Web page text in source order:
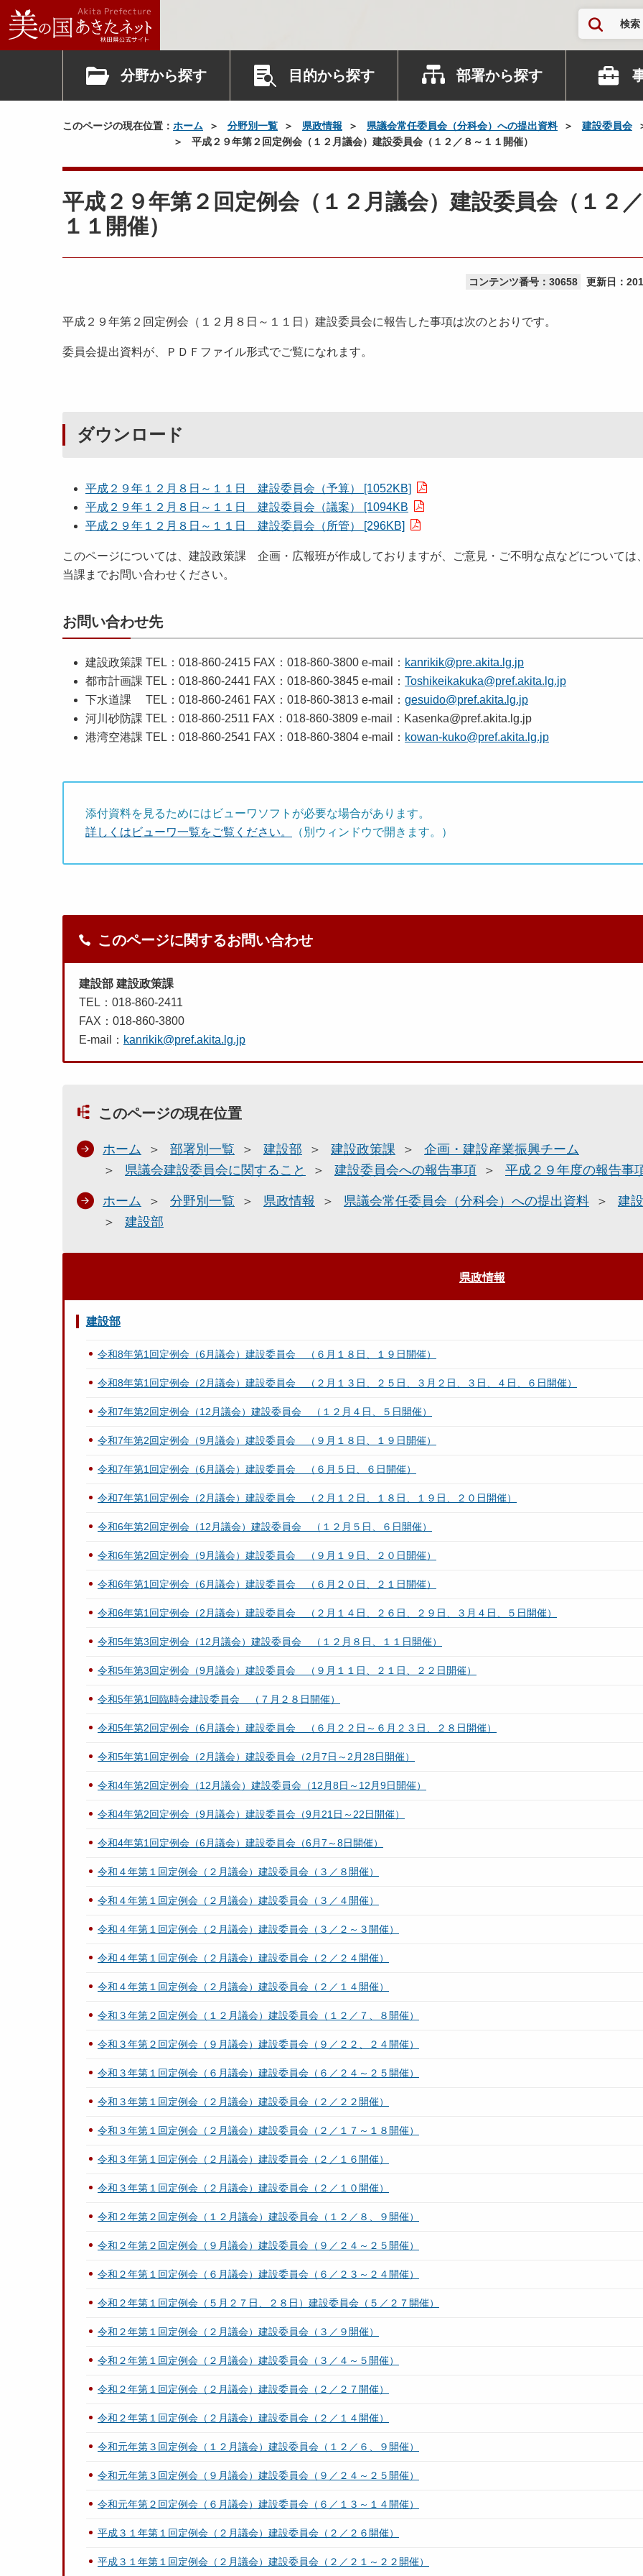
検索
分野から探す 目的から探す 部署から探す
このページの現在位置： ホーム 分野別一覧 県政情報 県議会常任委員会（分科会）への提出資料 建設委員会
平成２９年第２回定例会（１２月議会）建設委員会（１２／８～１１開催）
平成２９年第２回定例会（１２月議会）建設委員会（１２
１１開催）
コンテンツ番号：30658 更新日：
平成２９年第２回定例会（１２月８日～１１日）建設委員会に報告した事項は次のとおりです。
委員会提出資料が、ＰＤＦファイル形式でご覧になれます。
ダウンロード
平成２９年１２月８日～１１日 建設委員会（予算） [1052KB]
平成２９年１２月８日～１１日 建設委員会（議案） [1094KB
平成２９年１２月８日～１１日 建設委員会（所管） [296KB]
このページについては、建設政策課 企画・広報班が作成しておりますが、ご意見・ご不明な点などについては
当課までお問い合わせください。
お問い合わせ先
建設政策課 TEL：018-860-2415 FAX：018-860-3800 e-mail： kanrikik@pre.akita.lg.jp
都市計画課 TEL：018-860-2441 FAX：018-860-3845 e-mail： Toshikeikakuka@pref.akita.lg.jp
下水道課 TEL：018-860-2461 FAX：018-860-3813 e-mail： gesuido@pref.akita.lg.jp
河川砂防課 TEL：018-860-2511 FAX：018-860-3809 e-mail：Kasenka@pref.akita.lg.jp
港湾空港課 TEL：018-860-2541 FAX：018-860-3804 e-mail： kowan-kuko@pref.akita.lg.jp
添付資料を見るためにはビューワソフトが必要な場合があります。
詳しくはビューワ一覧をご覧ください。
（別ウィンドウで開きます。）
このページに関するお問い合わせ
建設部 建設政策課
TEL：018-860-2411
FAX：018-860-3800
E-mail： kanrikik@pref.akita.lg.jp
このページの現在位置
ホーム 部署別一覧 建設部 建設政策課
企画・建設産業振興チーム
県議会建設委員会に関すること
建設委員会への報告事項 平成２９年度の報告事
ホーム 分野別一覧 県政情報 県議会常任委員会（分科会）への提出資料
建
建設部
県政情報
建設部
令和8年第1回定例会（6月議会）建設委員会 （６月１８日、１９日開催）
令和8年第1回定例会（2月議会）建設委員会 （２月１３日、２５日、３月２日、３日、４日、６日開催）
令和7年第2回定例会（12月議会）建設委員会 （１２月４日、５日開催）
令和7年第2回定例会（9月議会）建設委員会 （９月１８日、１９日開催）
令和7年第1回定例会（6月議会）建設委員会 （６月５日、６日開催）
令和7年第1回定例会（2月議会）建設委員会 （２月１２日、１８日、１９日、２０日開催）
令和6年第2回定例会（12月議会）建設委員会 （１２月５日、６日開催）
令和6年第2回定例会（9月議会）建設委員会 （９月１９日、２０日開催）
令和6年第1回定例会（6月議会）建設委員会 （６月２０日、２１日開催）
令和6年第1回定例会（2月議会）建設委員会 （２月１４日、２６日、２９日、３月４日、５日開催）
令和5年第3回定例会（12月議会）建設委員会 （１２月８日、１１日開催）
令和5年第3回定例会（9月議会）建設委員会 （９月１１日、２１日、２２日開催）
令和5年第1回臨時会建設委員会 （７月２８日開催）
令和5年第2回定例会（6月議会）建設委員会 （６月２２日～６月２３日、２８日開催）
令和5年第1回定例会（2月議会）建設委員会（2月7日～2月28日開催）
令和4年第2回定例会（12月議会）建設委員会（12月8日～12月9日開催）
令和4年第2回定例会（9月議会）建設委員会（9月21日～22日開催）
令和4年第1回定例会（6月議会）建設委員会（6月7～8日開催）
令和４年第１回定例会（２月議会）建設委員会（３／８開催）
令和４年第１回定例会（２月議会）建設委員会（３／４開催）
令和４年第１回定例会（２月議会）建設委員会（３／２～３開催）
令和４年第１回定例会（２月議会）建設委員会（２／２４開催）
令和４年第１回定例会（２月議会）建設委員会（２／１４開催）
令和３年第２回定例会（１２月議会）建設委員会（１２／７、８開催）
令和３年第２回定例会（９月議会）建設委員会（９／２２、２４開催）
令和３年第１回定例会（６月議会）建設委員会（６／２４～２５開催）
令和３年第１回定例会（２月議会）建設委員会（２／２２開催）
令和３年第１回定例会（２月議会）建設委員会（２／１７～１８開催）
令和３年第１回定例会（２月議会）建設委員会（２／１６開催）
令和３年第１回定例会（２月議会）建設委員会（２／１０開催）
令和２年第２回定例会（１２月議会）建設委員会（１２／８、９開催）
令和２年第２回定例会（９月議会）建設委員会（９／２４～２５開催）
令和２年第１回定例会（６月議会）建設委員会（６／２３～２４開催）
令和２年第１回定例会（５月２７日、２８日）建設委員会（５／２７開催）
令和２年第１回定例会（２月議会）建設委員会（３／９開催）
令和２年第１回定例会（２月議会）建設委員会（３／４～５開催）
令和２年第１回定例会（２月議会）建設委員会（２／２７開催）
令和２年第１回定例会（２月議会）建設委員会（２／１４開催）
令和元年第３回定例会（１２月議会）建設委員会（１２／６、９開催）
令和元年第３回定例会（９月議会）建設委員会（９／２４～２５開催）
令和元年第２回定例会（６月議会）建設委員会（６／１３～１４開催）
平成３１年第１回定例会（２月議会）建設委員会（２／２６開催）
平成３１年第１回定例会（２月議会）建設委員会（２／２１～２２開催）